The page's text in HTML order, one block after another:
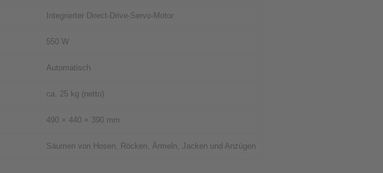
Integrierter Direct-Drive-Servo-Motor
550 W
Automatisch
ca. 25 kg (netto)
490 × 440 × 390 mm
Säumen von Hosen, Röcken, Ärmeln, Jacken und Anzügen